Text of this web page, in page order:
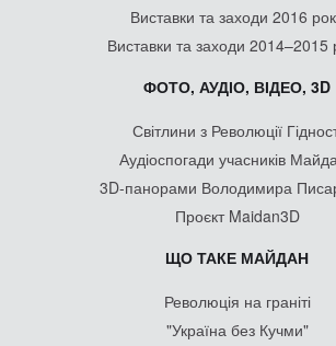
Виставки та заходи 2016
Виставки та заходи 2014–2015
ФОТО, АУДІО, ВІДЕО, 3D
Світлини з Революції
Аудіоспогади учасників
3D-панорами Володимира
Проєкт Maidan3D
ЩО ТАКЕ МАЙДАН
Революція на граніті
"Україна без Кучми"